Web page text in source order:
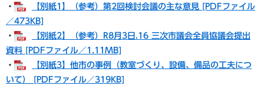
・
【別紙1】（参考）第2回検討会議の主な意見 [PDFファイル
／473KB]
・
【別紙2】（参考）R8月3日.16 三次市議会全員協議会提出
資料 [PDFファイル／1.11MB]
・
【別紙3】他市の事例（教室づくり、設備、備品の工夫につ
いて） [PDFファイル／319KB]